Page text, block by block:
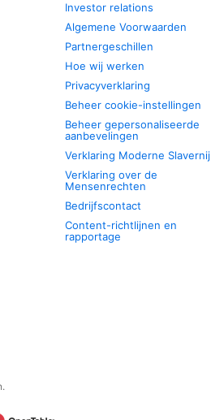
Investor relations
Algemene Voorwaarden
Partnergeschillen
Hoe wij werken
Privacyverklaring
Beheer cookie-instellingen
Beheer gepersonaliseerde
aanbevelingen
Verklaring Moderne Slavernij
Verklaring over de
Mensenrechten
Bedrijfscontact
Content-richtlijnen en
rapportage